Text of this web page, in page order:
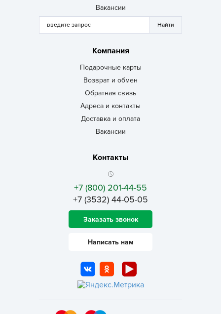
Вакансии
Компания
Подарочные карты
Возврат и обмен
Обратная связь
Адреса и контакты
Доставка и оплата
Вакансии
Контакты
+7 (800) 201-44-55
+7 (3532) 44-05-05
Заказать звонок
Написать нам